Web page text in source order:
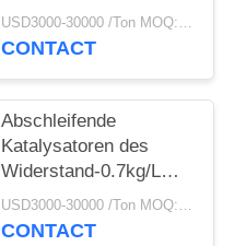
USD3000-30000 /Ton MOQ:1 Kilogramm
CONTACT
Abschleifende
Katalysatoren des
Widerstand-0.7kg/L
Hydroprocessing
USD3000-30000 /Ton MOQ:1 Kilogramm
CONTACT